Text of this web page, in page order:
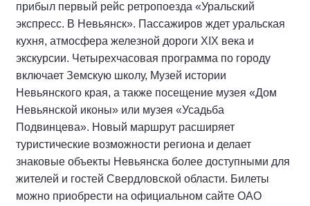
прибыл первый рейс ретропоезда «Уральский
экспресс. В Невьянск». Пассажиров ждет уральская
кухня, атмосфера железной дороги XIX века и
экскурсии. Четырехчасовая программа по городу
включает Земскую школу, Музей истории
Невьянского края, а также посещение музея «Дом
Невьянской иконы» или музея «Усадьба
Подвинцева». Новый маршрут расширяет
туристические возможности региона и делает
знаковые объекты Невьянска более доступными для
жителей и гостей Свердловской области. Билеты
можно приобрести на официальном сайте ОАО